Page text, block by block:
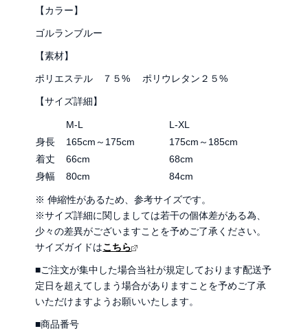
【カラー】
ゴルランブルー
【素材】
ポリエステル ７５% ポリウレタン２５%
【サイズ詳細】
M-L
L-XL
身長
165cm～175cm
175cm～185cm
着丈
66cm
68cm
身幅
80cm 84cm
※ 伸縮性があるため、参考サイズです。
※サイズ詳細に関しましては若干の個体差がある為、
少々の差異がございますことを予めご了承ください。
サイズガイドはこちら
■ご注文が集中した場合当社が規定しております配送予
定日を超えてしまう場合がありますことを予めご了承
いただけますようお願いいたします。
■商品番号